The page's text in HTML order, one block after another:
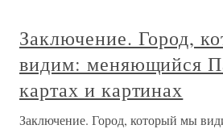
Заключение. Город,
видим: меняющийся
картах и картинах
Заключение. Город, который мы